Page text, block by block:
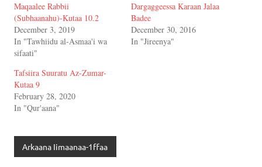
Maqaalee Rabbii
(Subhaanahu)-Kutaa 10.2
December 3, 2019
In "Tawhiidu al-Asmaa'i wa
sifaati"
Dargaggeessa Karaan Jalaa
Badee
December 30, 2016
In "Jireenya"
Tafsiira Suuratu Az-Zumar-
Kutaa 9
February 28, 2020
In "Qur'aana"
Arkaana Iimaanaa-1ffaa